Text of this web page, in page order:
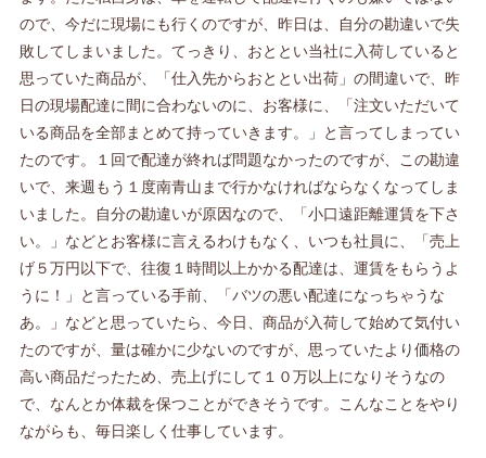
ので、今だに現場にも行くのですが、昨日は、自分の勘違いで失
敗してしまいました。てっきり、おととい当社に入荷していると
思っていた商品が、「仕入先からおととい出荷」の間違いで、昨
日の現場配達に間に合わないのに、お客様に、「注文いただいて
いる商品を全部まとめて持っていきます。」と言ってしまってい
たのです。１回で配達が終れば問題なかったのですが、この勘違
いで、来週もう１度南青山まで行かなければならなくなってしま
いました。自分の勘違いが原因なので、「小口遠距離運賃を下さ
い。」などとお客様に言えるわけもなく、いつも社員に、「売上
げ５万円以下で、往復１時間以上かかる配達は、運賃をもらうよ
うに！」と言っている手前、「バツの悪い配達になっちゃうな
あ。」などと思っていたら、今日、商品が入荷して始めて気付い
たのですが、量は確かに少ないのですが、思っていたより価格の
高い商品だったため、売上げにして１０万以上になりそうなの
で、なんとか体裁を保つことができそうです。こんなことをやり
ながらも、毎日楽しく仕事しています。